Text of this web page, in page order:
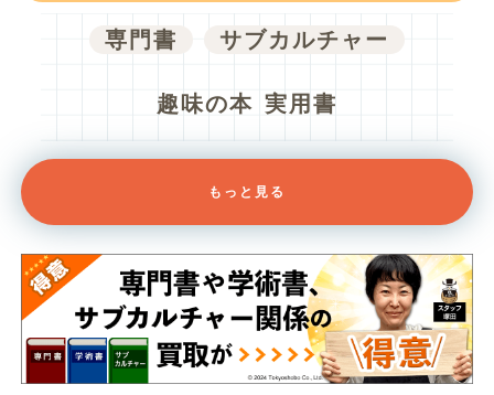
専門書 サブカルチャー
趣味の本 実用書
もっと見る